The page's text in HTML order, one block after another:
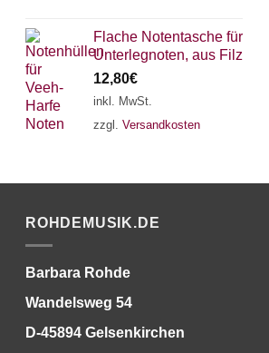
Flache Notentasche für
Unterlegnoten, aus Filz
12,80€
inkl. MwSt.
zzgl. Versandkosten
ROHDEMUSIK.DE
Barbara Rohde
Wandelsweg 54
D-45894 Gelsenkirchen